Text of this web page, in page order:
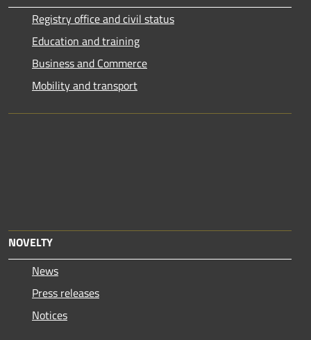
Registry office and civil status
Education and training
Business and Commerce
Mobility and transport
NOVELTY
News
Press releases
Notices